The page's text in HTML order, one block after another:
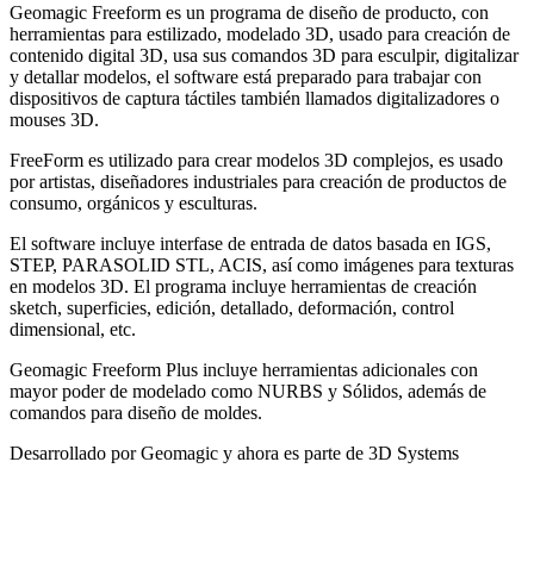
Geomagic Freeform es un programa de diseño de producto, con
herramientas para estilizado, modelado 3D, usado para creación de
contenido digital 3D, usa sus comandos 3D para esculpir, digitalizar
y detallar modelos, el software está preparado para trabajar con
dispositivos de captura táctiles también llamados digitalizadores o
mouses 3D.
FreeForm es utilizado para crear modelos 3D complejos, es usado
por artistas, diseñadores industriales para creación de productos de
consumo, orgánicos y esculturas.
El software incluye interfase de entrada de datos basada en IGS,
STEP, PARASOLID STL, ACIS, así como imágenes para texturas
en modelos 3D. El programa incluye herramientas de creación
sketch, superficies, edición, detallado, deformación, control
dimensional, etc.
Geomagic Freeform Plus incluye herramientas adicionales con
mayor poder de modelado como NURBS y Sólidos, además de
comandos para diseño de moldes.
Desarrollado por Geomagic y ahora es parte de 3D Systems